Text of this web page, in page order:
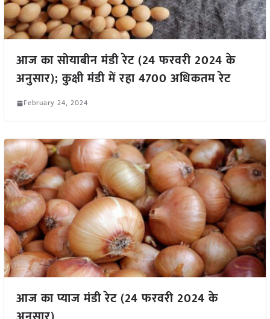
आज का सोयाबीन मंडी रेट (24 फरवरी 2024 के
अनुसार); कुक्षी मंडी में रहा 4700 अधिकतम रेट
February 24, 2024
आज का प्याज मंडी रेट (24 फरवरी 2024 के